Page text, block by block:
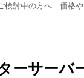
検討中の方へ｜価格
ーサーバ